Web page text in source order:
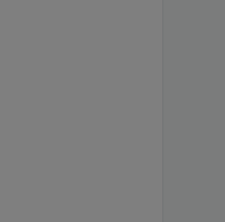
command sh -c